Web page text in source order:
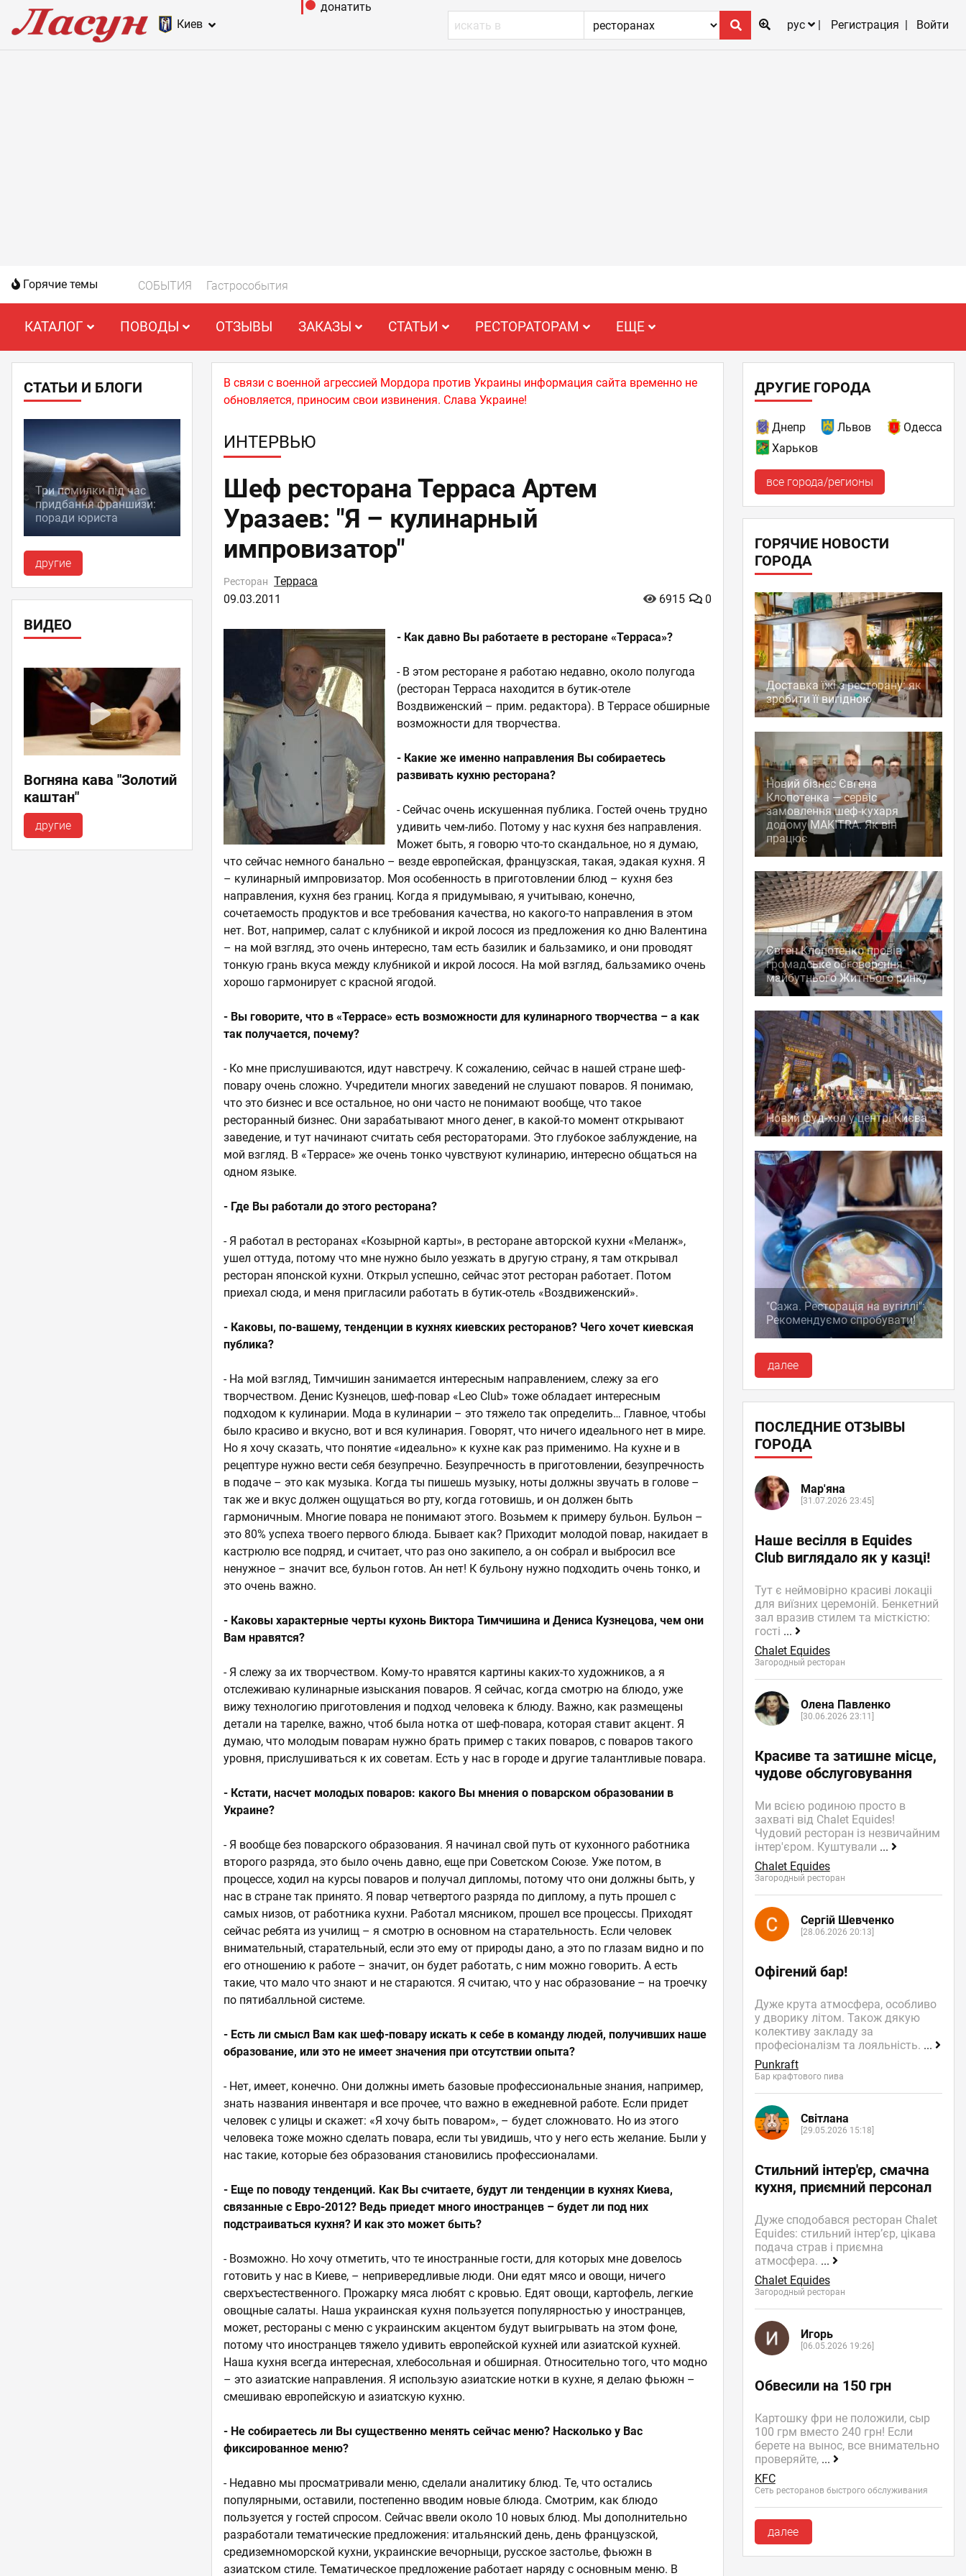
Киев
донатить
рус
Регистрация Войти
Горячие темы СОБЫТИЯ Гастрособытия
КАТАЛОГ ПОВОДЫ ОТЗЫВЫ ЗАКАЗЫ СТАТЬИ РЕСТОРАТОРАМ ЕЩЕ
СТАТЬИ И БЛОГИ
Три помилки під час
придбання франшизи:
поради юриста
другие
ВИДЕО
Вогняна кава "Золотий
каштан"
другие
В связи с военной агрессией Мордора против Украины информация сайта временно не
обновляется, приносим свои извинения. Слава Украине!
ИНТЕРВЬЮ
Шеф ресторана Терраса Артем
Уразаев: "Я – кулинарный
импровизатор"
Ресторан Терраса
09.03.2011
0
6915
- Как давно Вы работаете в ресторане «Терраса»?
- В этом ресторане я работаю недавно, около полугода
(ресторан Терраса находится в бутик-отеле
Воздвиженский – прим. редактора). В Террасе обширные
возможности для творчества.
- Какие же именно направления Вы собираетесь
развивать кухню ресторана?
- Сейчас очень искушенная публика. Гостей очень трудно
удивить чем-либо. Потому у нас кухня без направления.
Может быть, я говорю что-то скандальное, но я думаю,
что сейчас немного банально – везде европейская, французская, такая, эдакая кухня. Я
– кулинарный импровизатор. Моя особенность в приготовлении блюд – кухня без
направления, кухня без границ. Когда я придумываю, я учитываю, конечно,
сочетаемость продуктов и все требования качества, но какого-то направления в этом
нет. Вот, например, салат с клубникой и икрой лосося из предложения ко дню Валентина
– на мой взгляд, это очень интересно, там есть базилик и бальзамико, и они проводят
тонкую грань вкуса между клубникой и икрой лосося. На мой взгляд, бальзамико очень
хорошо гармонирует с красной ягодой.
- Вы говорите, что в «Террасе» есть возможности для кулинарного творчества – а как
так получается, почему?
- Ко мне прислушиваются, идут навстречу. К сожалению, сейчас в нашей стране шеф-
повару очень сложно. Учредители многих заведений не слушают поваров. Я понимаю,
что это бизнес и все остальное, но они часто не понимают вообще, что такое
ресторанный бизнес. Они зарабатывают много денег, в какой-то момент открывают
заведение, и тут начинают считать себя рестораторами. Это глубокое заблуждение, на
мой взгляд. В «Террасе» же очень тонко чувствуют кулинарию, интересно общаться на
одном языке.
- Где Вы работали до этого ресторана?
- Я работал в ресторанах «Козырной карты», в ресторане авторской кухни «Меланж»,
ушел оттуда, потому что мне нужно было уезжать в другую страну, я там открывал
ресторан японской кухни. Открыл успешно, сейчас этот ресторан работает. Потом
приехал сюда, и меня пригласили работать в бутик-отель «Воздвиженский».
- Каковы, по-вашему, тенденции в кухнях киевских ресторанов? Чего хочет киевская
публика?
- На мой взгляд, Тимчишин занимается интересным направлением, слежу за его
творчеством. Денис Кузнецов, шеф-повар «Leo Club» тоже обладает интересным
подходом к кулинарии. Мода в кулинарии – это тяжело так определить… Главное, чтобы
было красиво и вкусно, вот и вся кулинария. Говорят, что ничего идеального нет в мире.
Но я хочу сказать, что понятие «идеально» к кухне как раз применимо. На кухне и в
рецептуре нужно вести себя безупречно. Безупречность в приготовлении, безупречность
в подаче – это как музыка. Когда ты пишешь музыку, ноты должны звучать в голове –
так же и вкус должен ощущаться во рту, когда готовишь, и он должен быть
гармоничным. Многие повара не понимают этого. Возьмем к примеру бульон. Бульон –
это 80% успеха твоего первого блюда. Бывает как? Приходит молодой повар, накидает в
кастрюлю все подряд, и считает, что раз оно закипело, а он собрал и выбросил все
ненужное – значит все, бульон готов. Ан нет! К бульону нужно подходить очень тонко, и
это очень важно.
- Каковы характерные черты кухонь Виктора Тимчишина и Дениса Кузнецова, чем они
Вам нравятся?
- Я слежу за их творчеством. Кому-то нравятся картины каких-то художников, а я
отслеживаю кулинарные изыскания поваров. Я сейчас, когда смотрю на блюдо, уже
вижу технологию приготовления и подход человека к блюду. Важно, как размещены
детали на тарелке, важно, чтоб была нотка от шеф-повара, которая ставит акцент. Я
думаю, что молодым поварам нужно брать пример с таких поваров, с поваров такого
уровня, прислушиваться к их советам. Есть у нас в городе и другие талантливые повара.
- Кстати, насчет молодых поваров: какого Вы мнения о поварском образовании в
Украине?
- Я вообще без поварского образования. Я начинал свой путь от кухонного работника
второго разряда, это было очень давно, еще при Советском Союзе. Уже потом, в
процессе, ходил на курсы поваров и получал дипломы, потому что они должны быть, у
нас в стране так принято. Я повар четвертого разряда по диплому, а путь прошел с
самых низов, от работника кухни. Работал мясником, прошел все процессы. Приходят
сейчас ребята из училищ – я смотрю в основном на старательность. Если человек
внимательный, старательный, если это ему от природы дано, а это по глазам видно и по
его отношению к работе – значит, он будет работать, с ним можно говорить. А есть
такие, что мало что знают и не стараются. Я считаю, что у нас образование – на троечку
по пятибалльной системе.
- Есть ли смысл Вам как шеф-повару искать к себе в команду людей, получивших наше
образование, или это не имеет значения при отсутствии опыта?
- Нет, имеет, конечно. Они должны иметь базовые профессиональные знания, например,
знать названия инвентаря и все прочее, что важно в ежедневной работе. Если придет
человек с улицы и скажет: «Я хочу быть поваром», – будет сложновато. Но из этого
человека тоже можно сделать повара, если ты увидишь, что у него есть желание. Были у
нас такие, которые без образования становились профессионалами.
- Еще по поводу тенденций. Как Вы считаете, будут ли тенденции в кухнях Киева,
связанные с Евро-2012? Ведь приедет много иностранцев – будет ли под них
подстраиваться кухня? И как это может быть?
- Возможно. Но хочу отметить, что те иностранные гости, для которых мне довелось
готовить у нас в Киеве, – непривередливые люди. Они едят мясо и овощи, ничего
сверхъестественного. Прожарку мяса любят с кровью. Едят овощи, картофель, легкие
овощные салаты. Наша украинская кухня пользуется популярностью у иностранцев,
может, рестораны с меню с украинским акцентом будут выигрывать на этом фоне,
потому что иностранцев тяжело удивить европейской кухней или азиатской кухней.
Наша кухня всегда интересная, хлебосольная и обширная. Относительно того, что модно
– это азиатские направления. Я использую азиатские нотки в кухне, я делаю фьюжн –
смешиваю европейскую и азиатскую кухню.
- Не собираетесь ли Вы существенно менять сейчас меню? Насколько у Вас
фиксированное меню?
- Недавно мы просматривали меню, сделали аналитику блюд. Те, что остались
популярными, оставили, постепенно вводим новые блюда. Смотрим, как блюдо
пользуется у гостей спросом. Сейчас ввели около 10 новых блюд. Мы дополнительно
разработали тематические предложения: итальянский день, день французской,
средиземноморской кухни, украинские вечорныци, русское застолье, фьюжн в
азиатском стиле. Тематическое предложение работает наряду с основным меню. В
ДРУГИЕ ГОРОДА
Днепр Львов
Одесса
Харьков
все города/регионы
ГОРЯЧИЕ НОВОСТИ
ГОРОДА
Доставка їжі з ресторану: як
зробити її вигідною
Новий бізнес Євгена
Клопотенка — сервіс
замовлення шеф-кухаря
додому MAKITRA. Як він
працює
Євген Клопотенко провів
громадське обговорення
майбутнього Житнього ринку
Новий фуд-хол у центрі Києва
"Сажа. Ресторація на вугіллі":
Рекомендуємо спробувати!
далее
ПОСЛЕДНИЕ ОТЗЫВЫ
ГОРОДА
Мар'яна
[31.07.2026 23:45]
Наше весілля в Equides
Club виглядало як у казці!
Тут є неймовірно красиві локаціі
для виїзних церемоній. Бенкетний
зал вразив стилем та місткістю:
гості ...
Chalet Equides
Загородный ресторан
Олена Павленко
[30.06.2026 23:11]
Красиве та затишне місце,
чудове обслуговування
Ми всією родиною просто в
захваті від Chalet Equides!
Чудовий ресторан із незвичайним
інтер'єром. Куштували ...
Chalet Equides
Загородный ресторан
Сергій Шевченко
[28.06.2026 20:13]
Офігений бар!
Дуже крута атмосфера, особливо
у дворику літом. Також дякую
колективу закладу за
професіоналізм та лояльність. ...
Punkraft
Бар крафтового пива
Світлана
[29.05.2026 15:18]
Стильний інтер'єр, смачна
кухня, приємний персонал
Дуже сподобався ресторан Chalet
Equides: стильний інтер’єр, цікава
подача страв і приємна
атмосфера. ...
Chalet Equides
Загородный ресторан
Игорь
[06.05.2026 19:26]
Обвесили на 150 грн
Картошку фри не положили, сыр
100 грм вместо 240 грн! Если
берете на вынос, все внимательно
проверяйте, ...
KFC
Сеть ресторанов быстрого обслуживания
далее